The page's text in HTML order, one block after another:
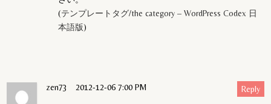
(テンプレートタグ/the category – WordPress Codex 日
本語版)
zen73 2012-12-06 7:00 PM Reply